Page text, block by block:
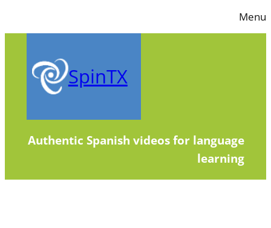
to
Menu
SpinTX
Authentic Spanish videos for language
learning